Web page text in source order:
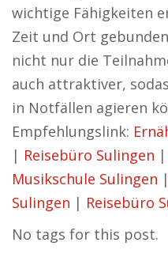
wichtige Fähigkeiten
Zeit und Ort
nicht nur die
auch attraktiver,
in Notfällen agieren
Empfehlungslink:
| Reisebüro Sulingen |
Musikschule Sulingen |
Sulingen | Reisebüro
No tags for this post.